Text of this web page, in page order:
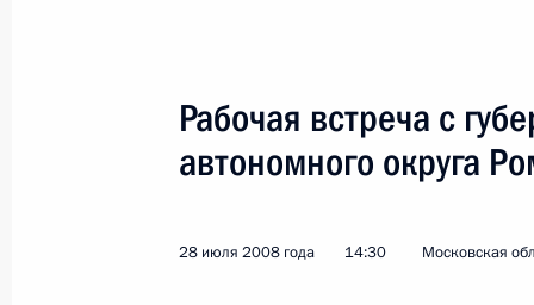
28 июля 2008 года, понедельник
Анатолия Тяжлова в связи с его
Рабочая встреча с
автономного округа
28 июля 2008 года 14:30 Московская